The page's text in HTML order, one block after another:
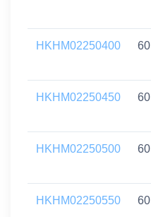
HKHM02250400 60
HKHM02250450 60
HKHM02250500 60
HKHM02250550 60